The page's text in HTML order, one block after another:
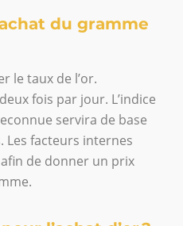
du gramme
le taux de l’or.
fois par jour. L’indice
servira de base
facteurs internes
de donner un prix